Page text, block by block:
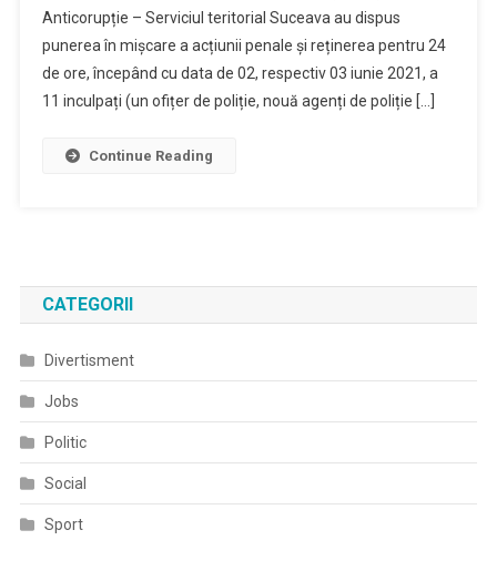
Direcției
Naționale
Anticorupție
Au
Reținerea
24
Ore,
Data
Anticorupție – Serviciul teritorial Suceava au dispus
punerea în mișcare a acțiunii penale și reținerea pentru 24
de ore, începând cu data de 02, respectiv 03 iunie 2021, a
11 inculpați (un ofițer de poliție, nouă agenți de poliție […]
Continue Reading
CATEGORII
Divertisment
Jobs
Politic
Social
Sport